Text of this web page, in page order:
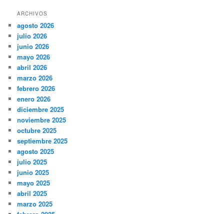
ARCHIVOS
agosto 2026
julio 2026
junio 2026
mayo 2026
abril 2026
marzo 2026
febrero 2026
enero 2026
diciembre 2025
noviembre 2025
octubre 2025
septiembre 2025
agosto 2025
julio 2025
junio 2025
mayo 2025
abril 2025
marzo 2025